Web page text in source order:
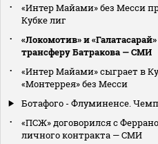
«Интер Майами» без Месси
Кубке лиг
«Локомотив» и
трансферу Батракова — СМИ
«Интер Майами» сыграет в
«Монтеррея» без Месси
Ботафого - Флуминенсе.
«ПСЖ» договорился с
личного контракта — СМИ